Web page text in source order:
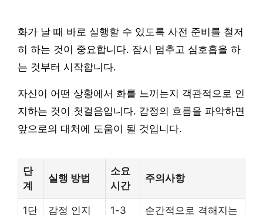
화가 날 때 바로 실행할 수 있도록 사전 준비를 철저
히 하는 것이 중요합니다. 잠시 멈추고 심호흡을 하
는 것부터 시작합니다.
자신이 어떤 상황에서 화를 느끼는지 객관적으로 인
지하는 것이 첫걸음입니다. 감정의 흐름을 파악하면
앞으로의 대처에 도움이 될 것입니다.
단
계
실행 방법
소요
시간
주의사항
1단 감정 인지 1-3 순간적으로 격해지는